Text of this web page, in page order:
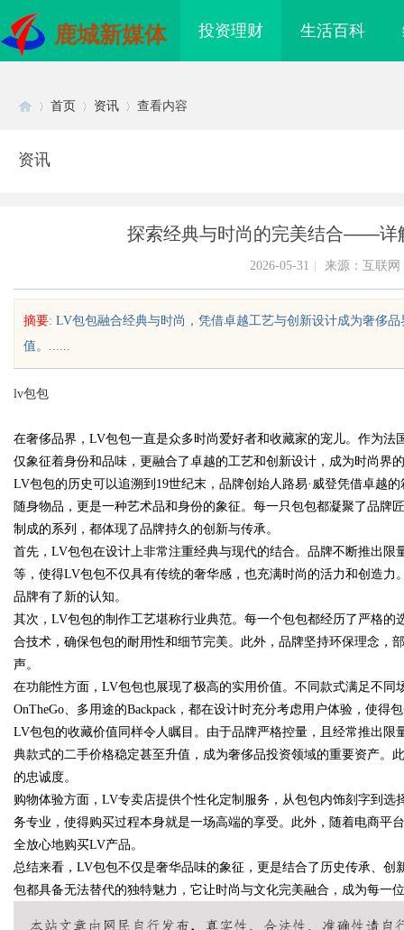
鹿城新媒体 投资理财 生活百科
uz
!
Bo
首页 资讯 查看内容
资讯
探索经典与时尚的完美结合——详
2026-05-31 来源：互联网
摘要: LV包包融合经典与时尚，凭借卓越工艺与创新设计成为奢侈
值。......
lv包包
在奢侈品界，LV包包一直是众多时尚爱好者和收藏家的宠儿。作为
仅象征着身份和品味，更融合了卓越的工艺和创新设计，成为时尚界
LV包包的历史可以追溯到19世纪末，品牌创始人路易·威登凭借卓越
随身物品，更是一种艺术品和身份的象征。每一只包包都凝聚了品牌
制成的系列，都体现了品牌持久的创新与传承。
首先，LV包包在设计上非常注重经典与现代的结合。品牌不断推出限
等，使得LV包包不仅具有传统的奢华感，也充满时尚的活力和创造
品牌有了新的认知。
其次，LV包包的制作工艺堪称行业典范。每一个包包都经历了严格
合技术，确保包包的耐用性和细节完美。此外，品牌坚持环保理念，
声。
在功能性方面，LV包包也展现了极高的实用价值。不同款式满足不同
OnTheGo、多用途的Backpack，都在设计时充分考虑用户体验，使得
LV包包的收藏价值同样令人瞩目。由于品牌严格控量，且经常推出
典款式的二手价格稳定甚至升值，成为奢侈品投资领域的重要资产。
的忠诚度。
购物体验方面，LV专卖店提供个性化定制服务，从包包内饰刻字到
务专业，使得购买过程本身就是一场高端的享受。此外，随着电商平
全放心地购买LV产品。
总结来看，LV包包不仅是奢华品味的象征，更是结合了历史传承、
包都具备无法替代的独特魅力，它让时尚与文化完美融合，成为每一
师在